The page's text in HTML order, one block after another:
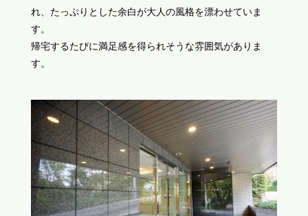
れ、たっぷりとした余白が大人の風格を漂わせていま
す。
帰宅するたびに満足感を得られそうな雰囲気がありま
す。